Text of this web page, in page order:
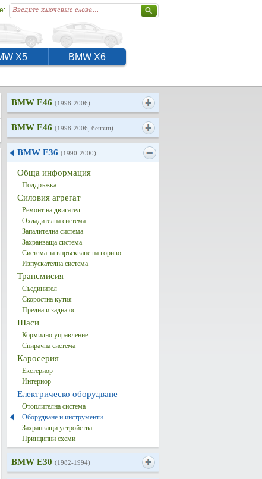
X5 BMW X6
BMW E46 (1998-2006)
BMW E46 (1998-2006, бензин)
BMW E36 (1990-2000)
Обща информация
Поддръжка
Силовия агрегат
Ремонт на двигател
Охладителна система
Запалителна система
Захранваща система
Система за впръскване на гориво
Изпускателна система
Трансмисия
Съединител
Скоростна кутия
Предна и задна ос
Шаси
Кормилно управление
Спирачна система
Каросерия
Екстериор
Интериор
Електрическо оборудване
Отоплителна система
Оборудване и инструменти
Захранващи устройства
Принципни схеми
BMW E30 (1982-1994)